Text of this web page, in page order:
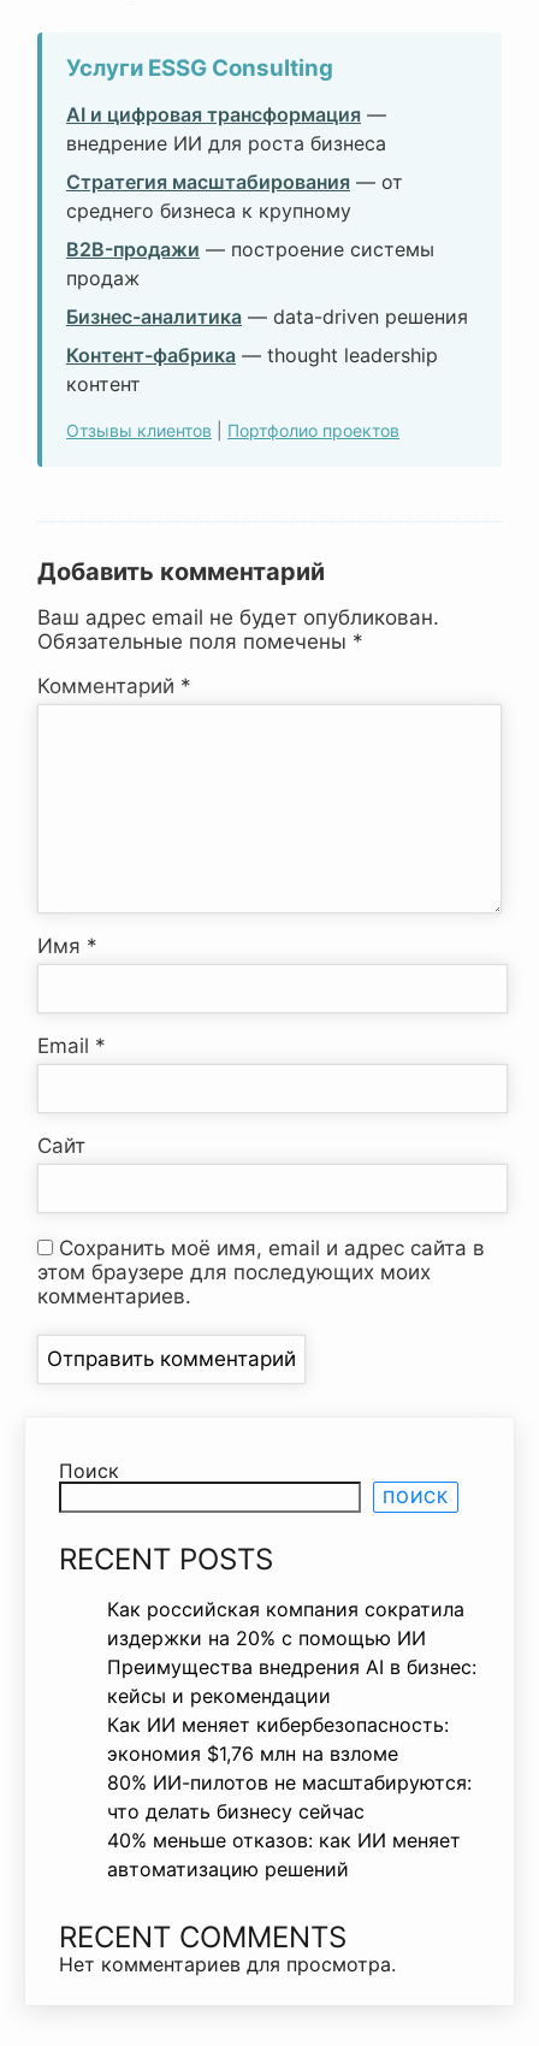
Услуги ESSG Consulting
AI и цифровая трансформация —
внедрение ИИ для роста бизнеса
Стратегия масштабирования — от
среднего бизнеса к крупному
B2B-продажи — построение системы
продаж
Бизнес-аналитика — data-driven решения
Контент-фабрика — thought leadership
контент
Отзывы клиентов Портфолио проектов
Добавить комментарий
Ваш адрес email не будет опубликован.
Обязательные поля помечены *
Комментарий *
Имя *
Email *
Сайт
Сохранить моё имя, email и адрес сайта в
этом браузере для последующих моих
комментариев.
Поиск
ПОИСК
RECENT POSTS
Как российская компания сократила
издержки на 20% с помощью ИИ
Преимущества внедрения AI в бизнес:
кейсы и рекомендации
Как ИИ меняет кибербезопасность:
экономия $1,76 млн на взломе
80% ИИ-пилотов не масштабируются:
что делать бизнесу сейчас
40% меньше отказов: как ИИ меняет
автоматизацию решений
RECENT COMMENTS
Нет комментариев для просмотра.